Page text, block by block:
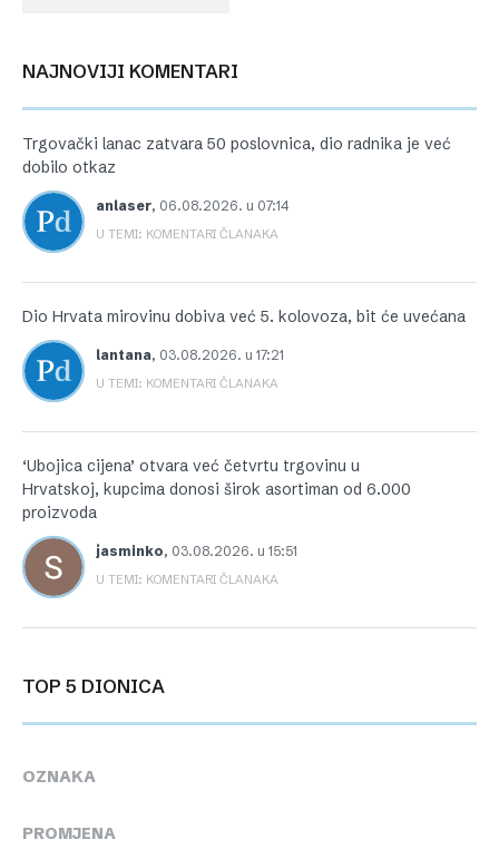
NAJNOVIJI KOMENTARI
Trgovački lanac zatvara 50 poslovnica, dio radnika je već
dobilo otkaz
anlaser, 06.08.2026. u 07:14
U TEMI: KOMENTARI ČLANAKA
Dio Hrvata mirovinu dobiva već 5. kolovoza, bit će uvećana
lantana, 03.08.2026. u 17:21
U TEMI: KOMENTARI ČLANAKA
‘Ubojica cijena’ otvara već četvrtu trgovinu u
Hrvatskoj, kupcima donosi širok asortiman od 6.000
proizvoda
jasminko, 03.08.2026. u 15:51
U TEMI: KOMENTARI ČLANAKA
TOP 5 DIONICA
OZNAKA
PROMJENA